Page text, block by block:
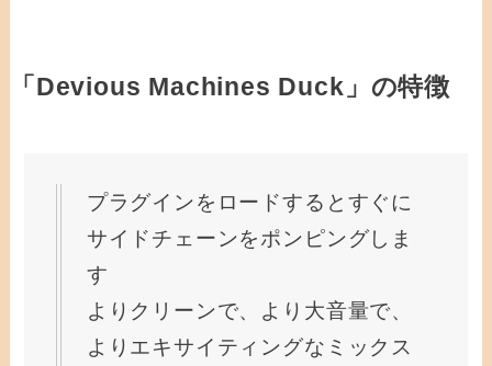
「Devious Machines Duck」の特徴
プラグインをロードするとすぐに
サイドチェーンをポンピングしま
す
よりクリーンで、より大音量で、
よりエキサイティングなミックス